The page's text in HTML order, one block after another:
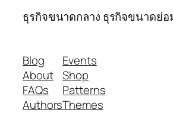
ธุรกิจขนาดกลาง ธุรกิจขนาดย่อ
Blog
About
FAQs
Authors
Events
Shop
Patterns
Themes